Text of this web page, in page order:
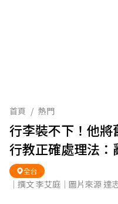
首頁 / 熱門
行李裝不下！他將
行教正確處理法
全台
｜撰文 李艾庭｜圖片來源 達